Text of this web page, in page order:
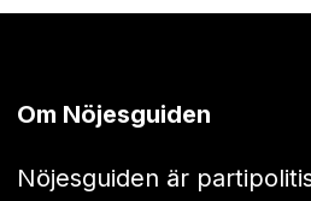
Om Nöjesguiden
Nöjesguiden är